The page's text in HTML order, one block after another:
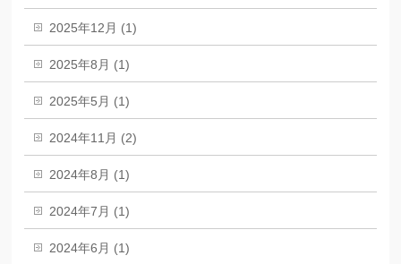
2025年12月 (1)
2025年8月 (1)
2025年5月 (1)
2024年11月 (2)
2024年8月 (1)
2024年7月 (1)
2024年6月 (1)